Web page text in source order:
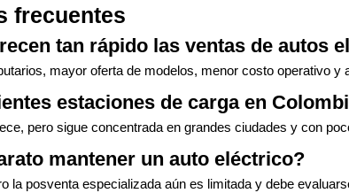
frecuentes
tan rápido las ventas de autos
mayor oferta de modelos, menor costo operativo
estaciones de carga en
pero sigue concentrada en grandes ciudades y con
mantener un auto eléctrico?
la posventa especializada aún es limitada y debe